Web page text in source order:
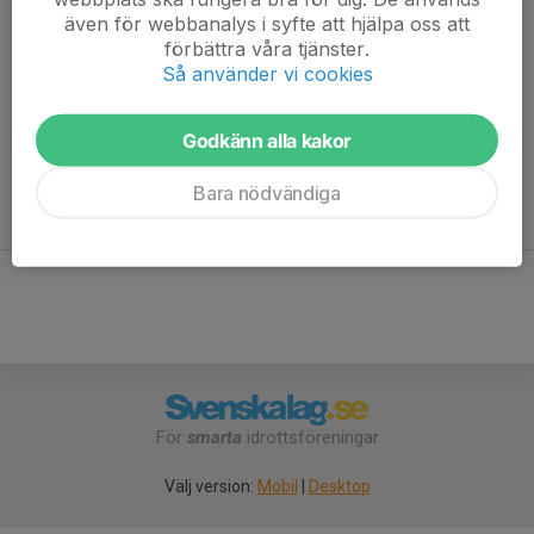
nybörjardanser och lätta fortsättningsdanser. Här lär vi ut
danser från basrepertoaren blandat med en eller annan ny dans.
kursstart, anmälan, priser med mera.
Vad vi lärt ut på tidigare Beginner-kurser kan du se
För smarta idrottsföreningar
Välj version: Mobil Desktop
även för webbanalys i syfte att hjälpa oss att
förbättra våra tjänster.
Så använder vi cookies
Godkänn alla kakor
Bara nödvändiga